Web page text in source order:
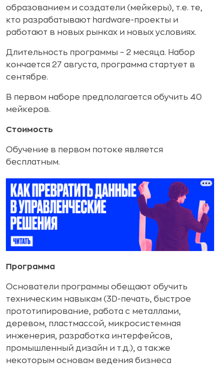
образованием и создатели (мейкеры), т.е. те,
кто разрабатывают hardware-проекты и
работают в новых рынках и новых условиях.
Длительность программы – 2 месяца. Набор
кончается 27 августа, программа стартует в
сентябре.
В первом наборе предполагается обучить 40
мейкеров.
Стоимость
Обучение в первом потоке является
бесплатным.
Программа
Основатели программы обещают обучить
техническим навыкам (3D-печать, быстрое
прототипирование, работа с металлами,
деревом, пластмассой, микросистемная
инженерия, разработка интерфейсов,
промышленный дизайн и т.д.), а также
некоторым основам ведения бизнеса